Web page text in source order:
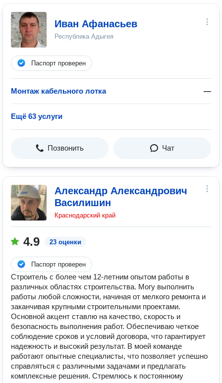
Иван Афанасьев
Республика Адыгея
Паспорт проверен
Монтаж кабельного лотка —
Ещё 63 услуги
Позвонить Чат
Александр Александрович
Василишин
Краснодарский край
4.9 23 оценки
Паспорт проверен
Строитель с более чем 12-летним опытом работы в
различных областях строительства. Могу выполнить
работы любой сложности, начиная от мелкого ремонта и
заканчивая крупными строительными проектами.
Основной акцент ставлю на качество, скорость и
безопасность выполнения работ. Обеспечиваю четкое
соблюдение сроков и условий договора, что гарантирует
надежность и высокий результат. В моей команде
работают опытные специалисты, что позволяет успешно
справляться с различными задачами и предлагать
комплексные решения. Стремлюсь к постоянному